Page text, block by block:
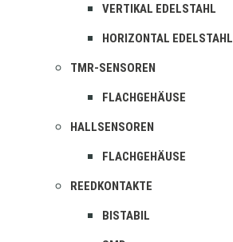
VERTIKAL EDELSTAHL
HORIZONTAL EDELSTAHL
TMR-SENSOREN
FLACHGEHÄUSE
HALLSENSOREN
FLACHGEHÄUSE
REEDKONTAKTE
BISTABIL